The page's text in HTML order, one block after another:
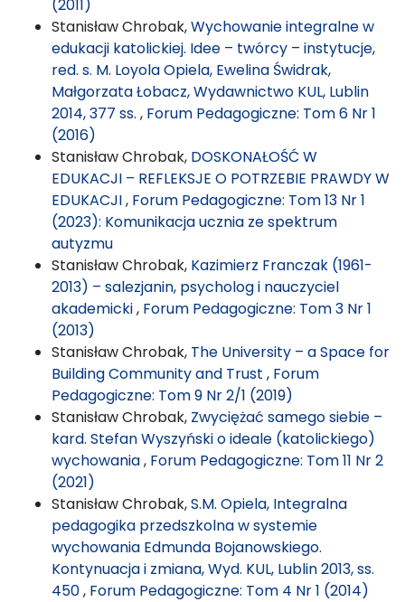
(2011)
Stanisław Chrobak,Wychowanie integralne w
edukacji katolickiej. Idee – twórcy – instytucje,
red. s. M. Loyola Opiela, Ewelina Świdrak,
Małgorzata Łobacz, Wydawnictwo KUL, Lublin
2014, 377 ss. , Forum Pedagogiczne: Tom 6 Nr 1
(2016)
Stanisław Chrobak, DOSKONAŁOŚĆ W
EDUKACJI – REFLEKSJE O POTRZEBIE PRAWDY W
EDUKACJI, Forum Pedagogiczne: Tom 13 Nr 1
(2023): Komunikacja ucznia ze spektrum
autyzmu
Stanisław Chrobak, Kazimierz Franczak (1961-
2013) – salezjanin, psycholog i nauczyciel
akademicki, Forum Pedagogiczne: Tom 3 Nr 1
(2013)
Stanisław Chrobak, The University – a Space for
Building Community and Trust , Forum
Pedagogiczne: Tom 9 Nr 2/1 (2019)
Stanisław Chrobak, Zwyciężać samego siebie –
kard. Stefan Wyszyński o ideale (katolickiego)
wychowania, Forum Pedagogiczne: Tom 11 Nr 2
(2021)
Stanisław Chrobak,S.M. Opiela, Integralna
pedagogika przedszkolna w systemie
wychowania Edmunda Bojanowskiego.
Kontynuacja i zmiana, Wyd. KUL, Lublin 2013, ss.
450, Forum Pedagogiczne: Tom 4 Nr 1 (2014)